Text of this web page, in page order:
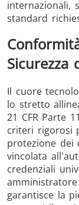
internazionali,
standard
Sicurezza
Il cuore
lo stretto
21 CFR Parte
criteri rigorosi
protezione dei
vincolata
credenziali
garantisce la